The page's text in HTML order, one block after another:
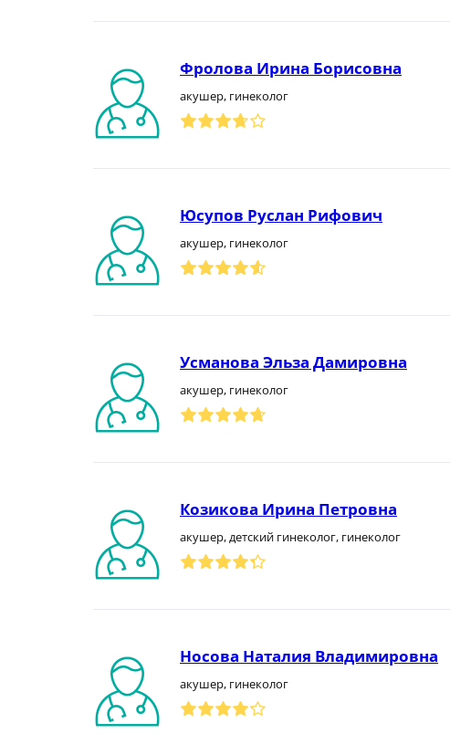
Фролова Ирина Борисовна
акушер, гинеколог
Юсупов Руслан Рифович
акушер, гинеколог
Усманова Эльза Дамировна
акушер, гинеколог
Козикова Ирина Петровна
акушер, детский гинеколог, гинеколог
Носова Наталия Владимировна
акушер, гинеколог